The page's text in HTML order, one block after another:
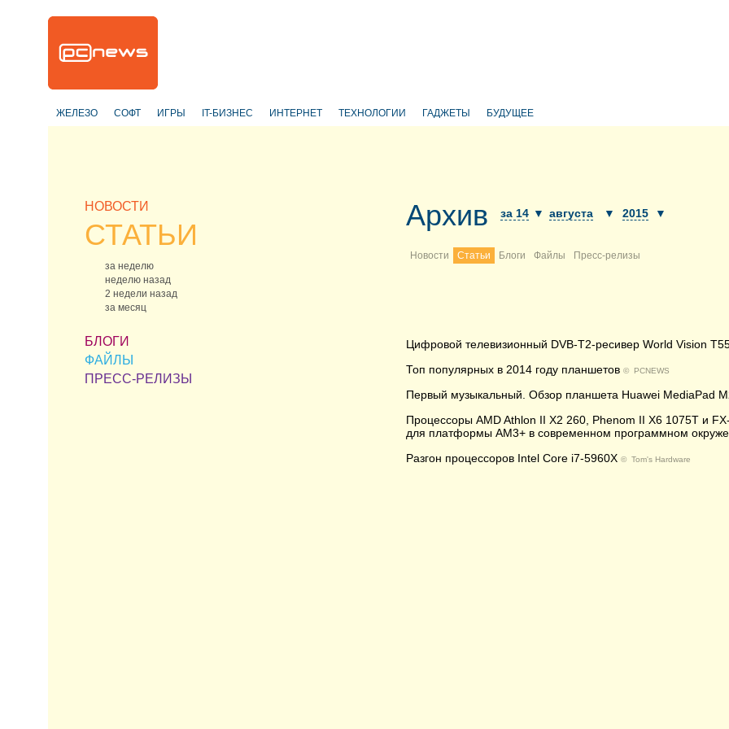
ЖЕЛЕЗО СОФТ ИГРЫ IT-БИЗНЕС ИНТЕРНЕТ ТЕХНОЛОГИИ ГАДЖЕТЫ БУДУЩЕЕ
НОВОСТИ
СТАТЬИ
за неделю
неделю назад
2 недели назад
за месяц
БЛОГИ
ФАЙЛЫ
ПРЕСС-РЕЛИЗЫ
Архив за 14 ▼ августа ▼ 2015 ▼
Новости Статьи Блоги Файлы Пресс-релизы
Цифровой телевизионный DVB-T2-ресивер World Vision
Топ популярных в 2014 году планшетов © PCNEWS
Первый музыкальный. Обзор планшета Huawei MediaPad
Процессоры AMD Athlon II X2 260, Phenom II X6 1075T и
для платформы АМ3+ в современном программном
Разгон процессоров Intel Core i7-5960X © Tom's Hardware